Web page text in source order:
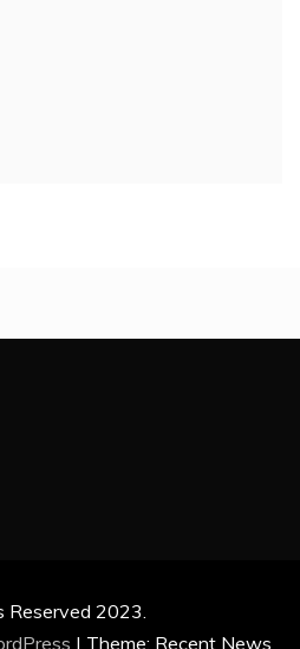
Reserved 2023.
| Theme: Recent News